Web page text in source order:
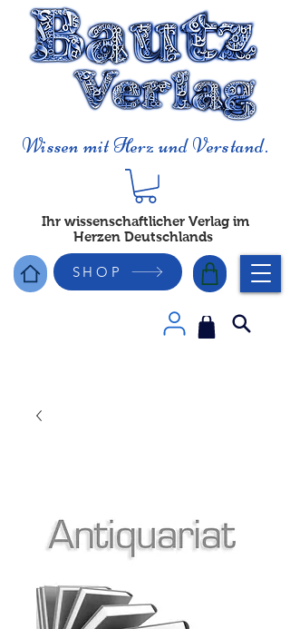
Wissen mit Herz und Verstand.
Ihr wissenschaftlicher Verlag im
Herzen Deutschlands
SHOP